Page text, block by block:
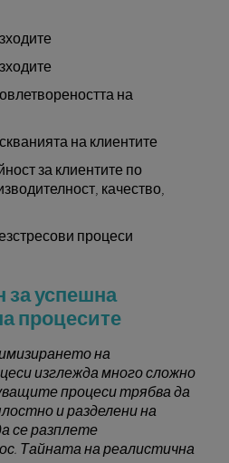
на
на клиентите
за клиентите по
качество,
процеси
за успешна
процесите
на
изглежда много сложно
процеси трябва да
и разделени на
се разплете
Тайната на реалистична